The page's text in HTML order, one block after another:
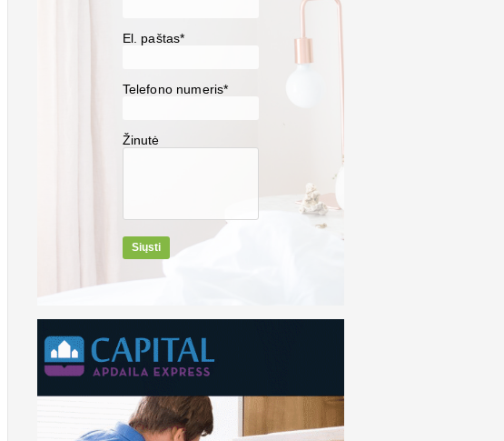
El. paštas*
Telefono numeris*
Žinutė
Siųsti